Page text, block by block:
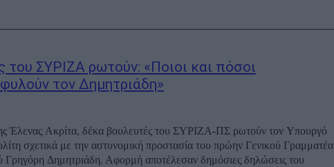
του ΣΥΡΙΖΑ ρωτούν: «Ποιοι και πόσοι
τον Δημητριάδη»
Έλενας Ακρίτα, δέκα βουλευτές του ΣΥΡΙΖΑ-ΠΣ ρωτούν τον Υπουργό
σχετικά με την αστυνομική προστασία του πρώην Γενικού Γραμματέα
Δημητριάδη. Αφορμή αποτέλεσαν δημόσιες δηλώσεις του